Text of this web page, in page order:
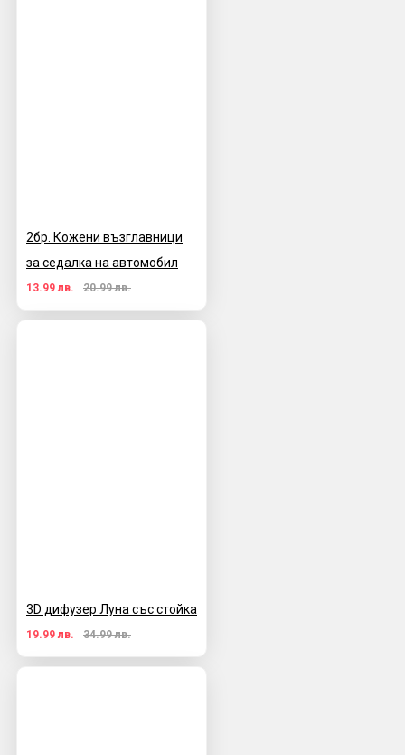
2бр. Кожени възглавници
за седалка на автомобил
13.99 лв. 20.99 лв.
3D дифузер Луна със стойка
19.99 лв. 34.99 лв.